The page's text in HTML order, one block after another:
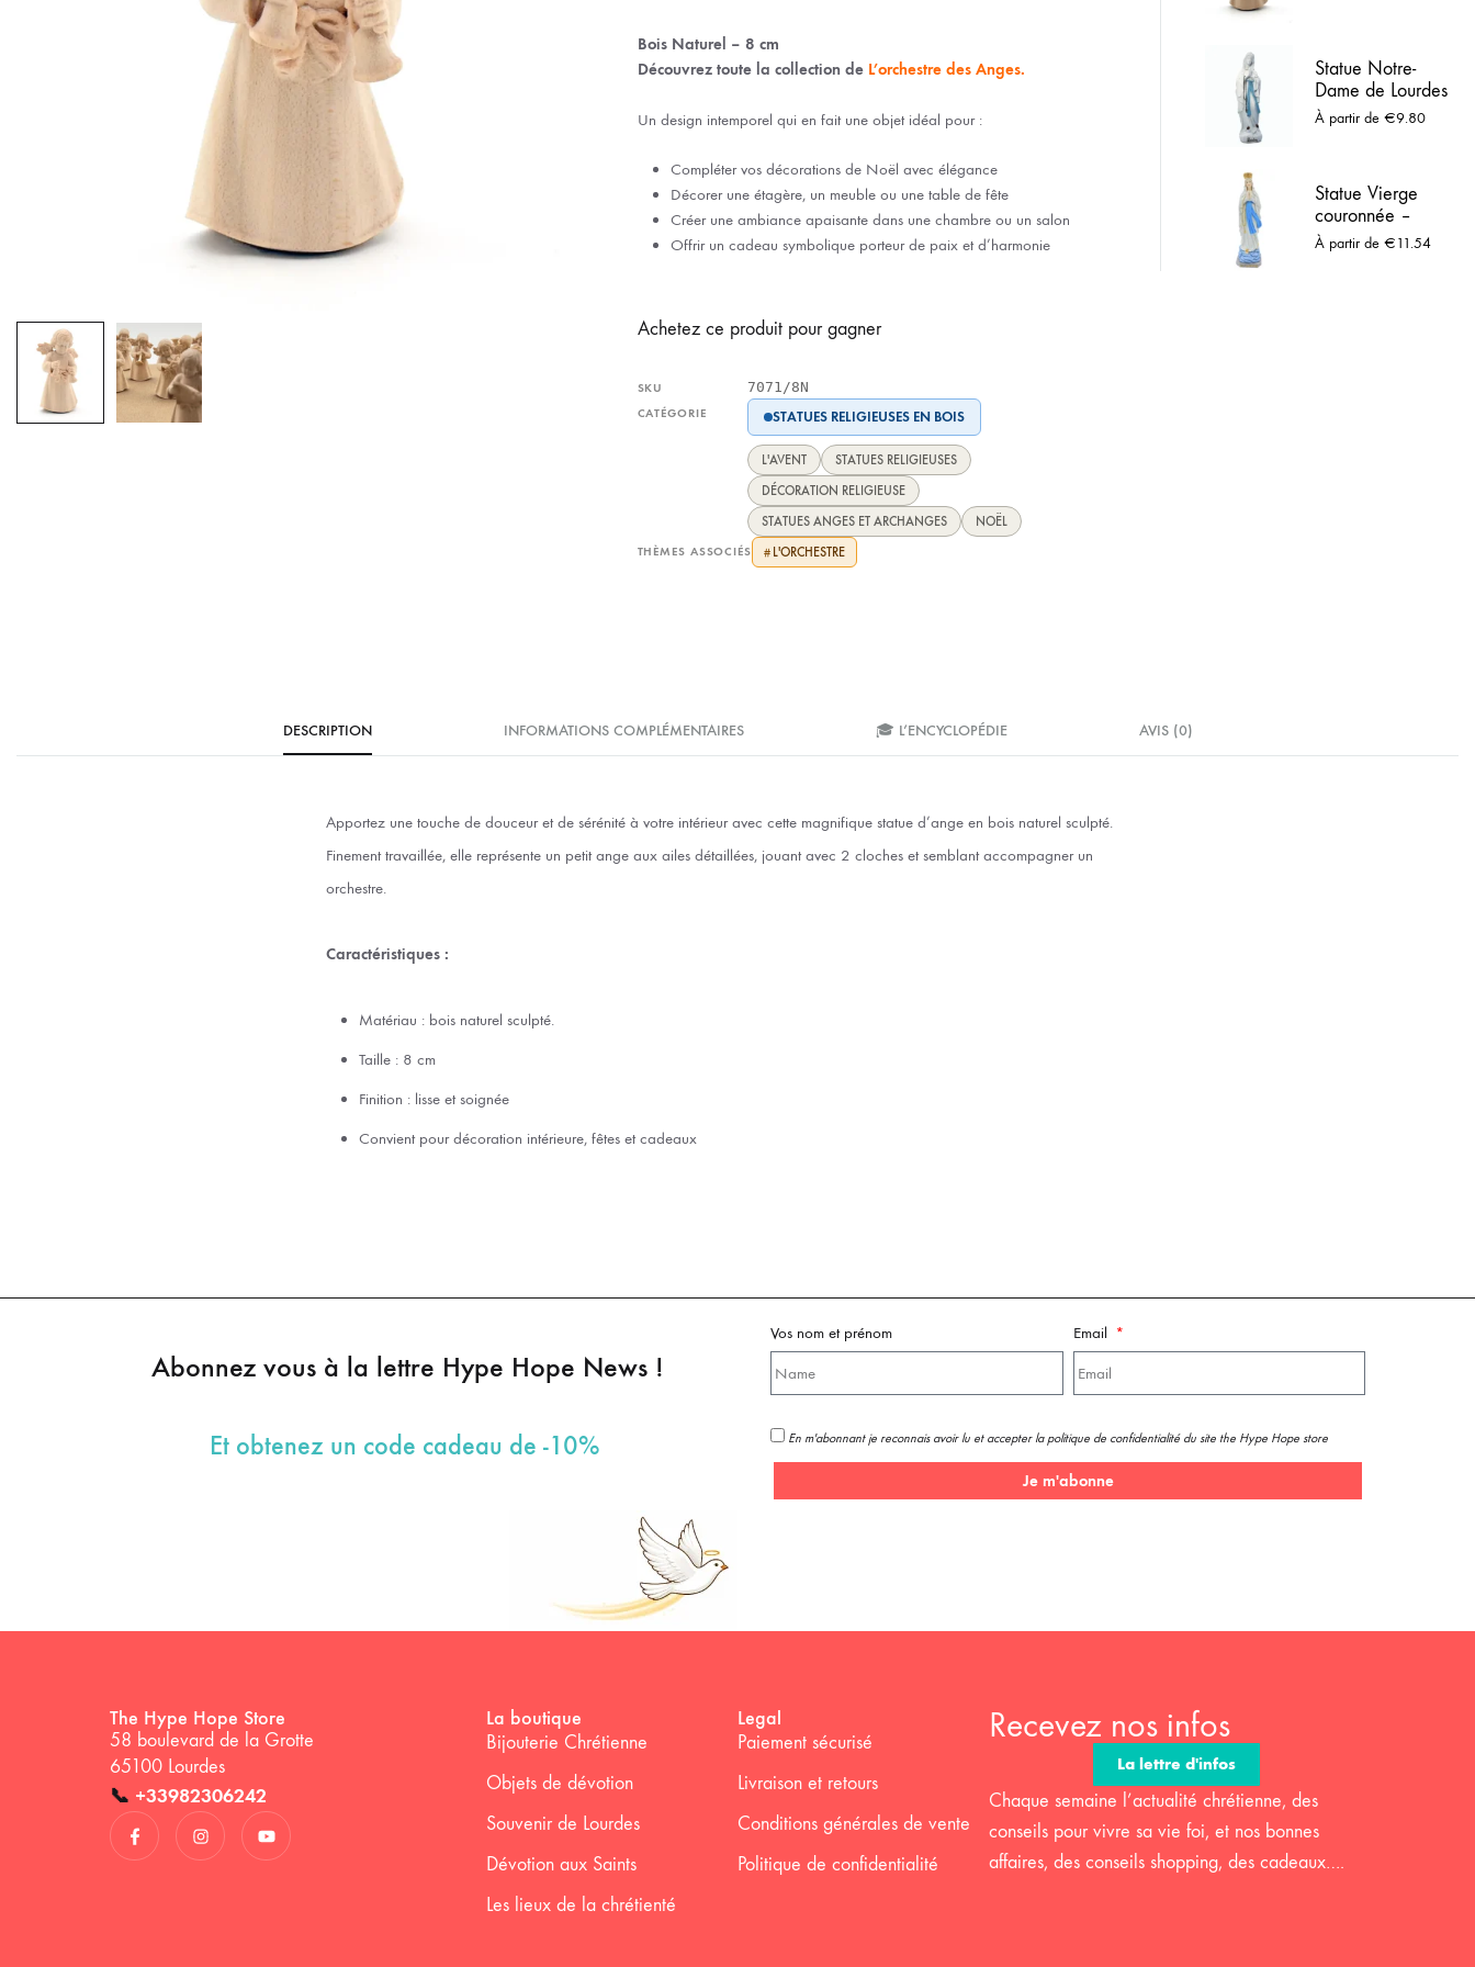
MÉDAILLES JÉSUS
MÉDAILLE SAINTS
MÉDAILLES ENFANTS
EX-VOTOS ET COEURS SACRÉS
BOUGIES ET CIERGES
CUSTODES ET PYXIDES
SOUVENIRS DE LOURDES
Bois Naturel – 8 cm
Découvrez toute la collection de L’orchestre des Anges.
Un design intemporel qui en fait une objet idéal pour :
Compléter vos décorations de Noël avec élégance
Décorer une étagère, un meuble ou une table de fête
Créer une ambiance apaisante dans une chambre ou un salon
Offrir un cadeau symbolique porteur de paix et d’harmonie
Achetez ce produit pour gagner
SKU 7071/8N
CATÉGORIE STATUES RELIGIEUSES EN BOIS
L'AVENT
STATUES RELIGIEUSES
DÉCORATION RELIGIEUSE
STATUES ANGES ET ARCHANGES
NOËL
THÈMES ASSOCIÉS # L'ORCHESTRE
Statue Notre-
Dame de Lourdes
en résine blanche
À partir de €9.80
Statue Vierge
couronnée –
Notre-Dame de
Lourdes - Résine
À partir de €11.54
DESCRIPTION INFORMATIONS COMPLÉMENTAIRES 🎓 L’ENCYCLOPÉDIE AVIS (0)
Apportez une touche de douceur et de sérénité à votre intérieur avec cette magnifique statue d’ange en bois naturel sculpté.
Finement travaillée, elle représente un petit ange aux ailes détaillées, jouant avec 2 cloches et semblant accompagner un
orchestre.
Caractéristiques :
Matériau : bois naturel sculpté.
Taille : 8 cm
Finition : lisse et soignée
Convient pour décoration intérieure, fêtes et cadeaux
Abonnez vous à la lettre Hype Hope News !
Et obtenez un code cadeau de -10%
Vos nom et prénom Email
En m'abonnant je reconnais avoir lu et accepter la politique de confidentialité du site the Hype Hope store
Je m'abonne
The Hype Hope Store
58 boulevard de la Grotte
65100 Lourdes
📞 +33982306242
La boutique
Bijouterie Chrétienne
Objets de dévotion
Souvenir de Lourdes
Dévotion aux Saints
Les lieux de la chrétienté
Legal
Paiement sécurisé
Livraison et retours
Conditions générales de vente
Politique de confidentialité
Recevez nos infos
La lettre d'infos
Chaque semaine l’actualité chrétienne, des
conseils pour vivre sa vie foi, et nos bonnes
affaires, des conseils shopping, des cadeaux….